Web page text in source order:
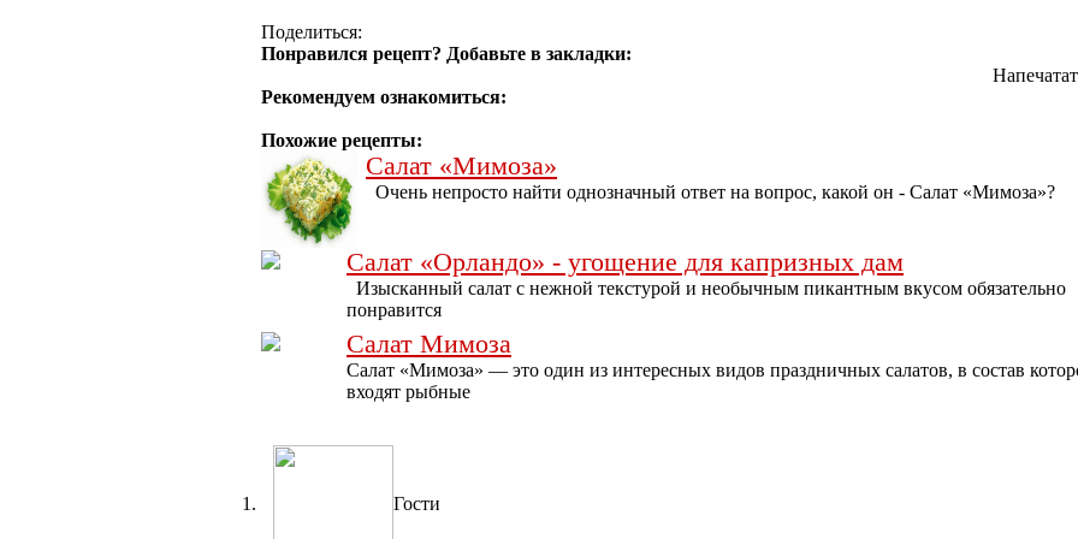
Поделиться:
Понравился рецепт? Добавьте в закладки:
Рекомендуем ознакомиться:
Похожие рецепты:
Салат «Мимоза»
Очень непросто найти однозначный ответ на вопрос, какой он - Салат «Мимоза»?
Салат «Орландо» - угощение для капризных дам
Изысканный салат с нежной текстурой и необычным пикантным вкусом обязательно
понравится
Салат Мимоза
Салат «Мимоза» — это один из интересных видов праздничных салатов, в состав
входят рыбные
Гости